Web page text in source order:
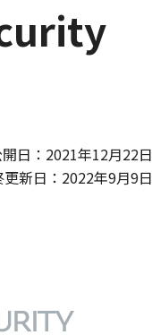
日：2021年12月22日
更新日：2022年9月9日